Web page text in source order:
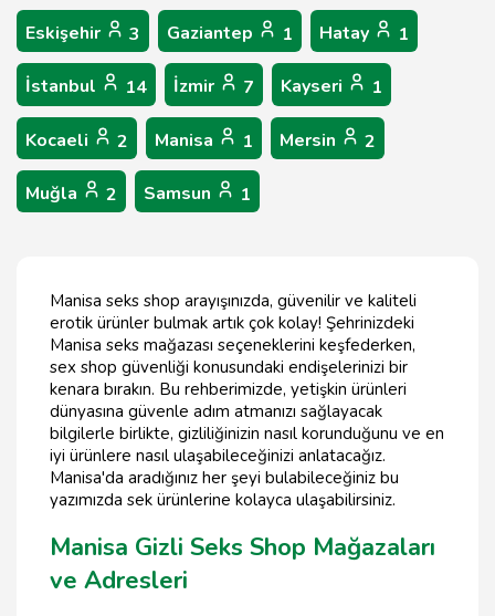
Eskişehir 3 Gaziantep 1 Hatay 1
İstanbul 14 İzmir 7 Kayseri 1
Kocaeli 2 Manisa 1 Mersin 2
Muğla 2 Samsun 1
Manisa seks shop arayışınızda, güvenilir ve kaliteli
erotik ürünler bulmak artık çok kolay! Şehrinizdeki
Manisa seks mağazası seçeneklerini keşfederken,
sex shop güvenliği konusundaki endişelerinizi bir
kenara bırakın. Bu rehberimizde, yetişkin ürünleri
dünyasına güvenle adım atmanızı sağlayacak
bilgilerle birlikte, gizliliğinizin nasıl korunduğunu ve en
iyi ürünlere nasıl ulaşabileceğinizi anlatacağız.
Manisa'da aradığınız her şeyi bulabileceğiniz bu
yazımızda sek ürünlerine kolayca ulaşabilirsiniz.
Manisa Gizli Seks Shop Mağazaları
ve Adresleri